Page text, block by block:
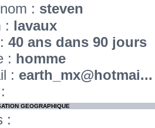
: steven
: lavaux
40 ans dans 90 jours
: homme
: earth_mx@hotmai...
GEOGRAPHIQUE
: